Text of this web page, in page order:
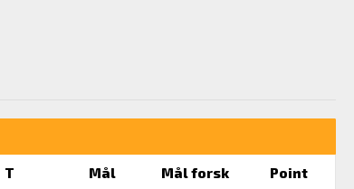
T Mål Mål forsk Point